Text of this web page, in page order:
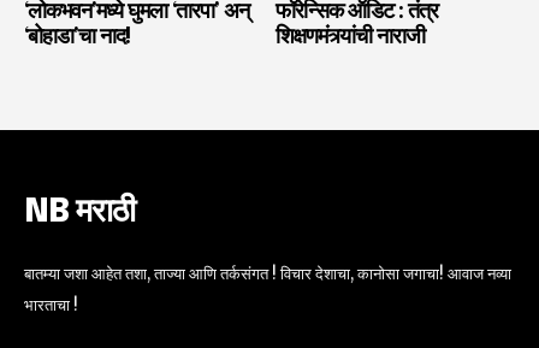
‘लोकभवन’मध्ये घुमला ‘तारपा’ अन्
‘बोहाडा’चा नाद!
फॉरेन्सिक ऑडिट : तंत्र
शिक्षणमंत्र्यांची नाराजी
NB मराठी
बातम्या जशा आहेत तशा, ताज्या आणि तर्कसंगत ! विचार देशाचा, कानोसा जगाचा! आवाज नव्या
भारताचा !